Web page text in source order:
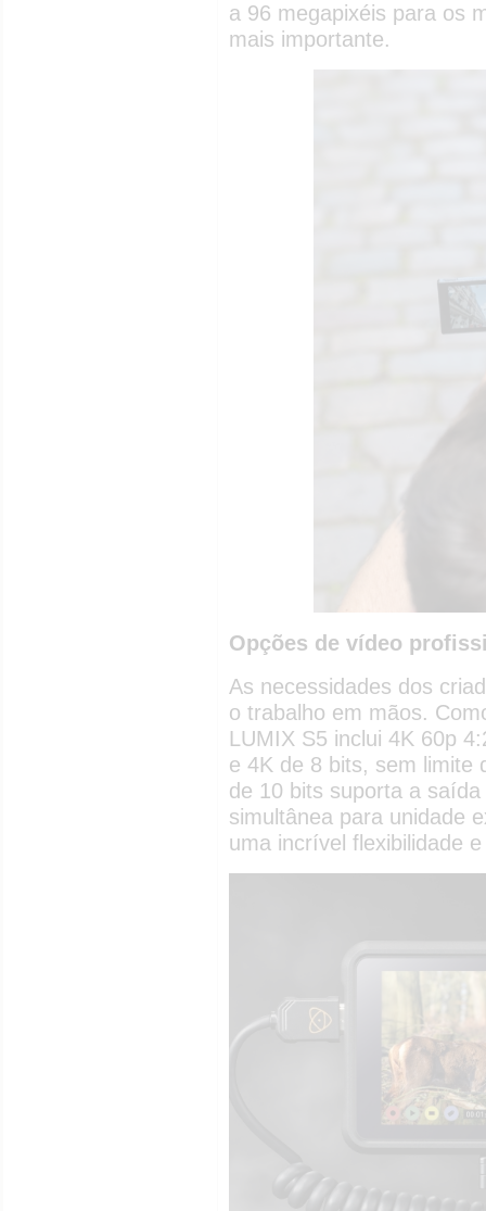
a 96 megapixéis para os
mais importante.
Opções de vídeo
As necessidades dos
o trabalho em mãos.
LUMIX S5 inclui 4K 60p
e 4K de 8 bits, sem limite
de 10 bits suporta a
simultânea para unidade
uma incrível flexibilidade